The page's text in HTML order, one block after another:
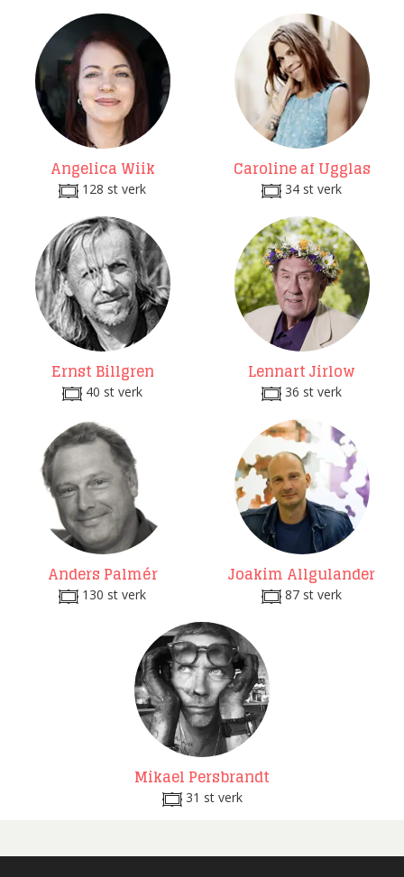
Angelica Wiik
128 st verk
Caroline af Ugglas
34 st verk
Ernst Billgren
40 st verk
Lennart Jirlow
36 st verk
Anders Palmér
130 st verk
Joakim Allgulander
87 st verk
Mikael Persbrandt
31 st verk